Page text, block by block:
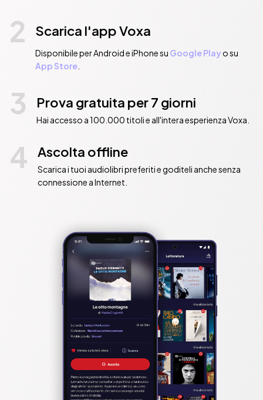
2 Scarica l'app Voxa
Disponibile per Android e iPhone su Google Playo su
App Store.
3 Prova gratuita per 7 giorni
Hai accesso a 100.000 titoli e all'intera esperienza Voxa.
4 Ascolta offline
Scarica i tuoi audiolibri preferiti e goditeli anche senza
connessione a Internet.